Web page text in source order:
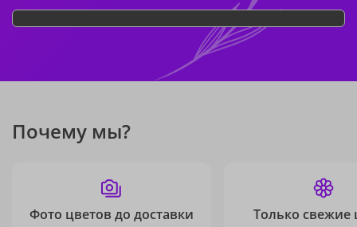
Почему мы?
Фото цветов до доставки Только свежие